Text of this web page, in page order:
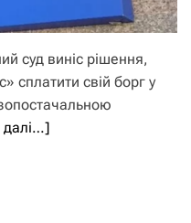
суд виніс рішення,
сплатити свій борг у
далі…]